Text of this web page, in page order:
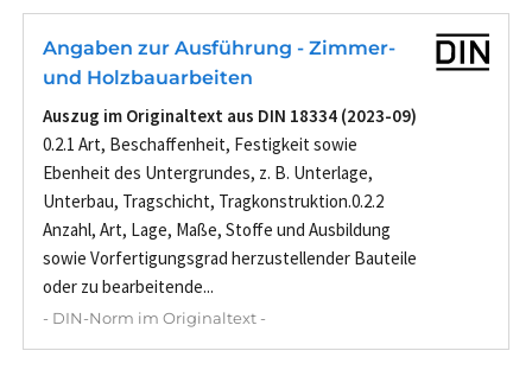
Angaben zur Ausführung - Zimmer-
und Holzbauarbeiten
Auszug im Originaltext aus DIN 18334 (2023-09)
0.2.1 Art, Beschaffenheit, Festigkeit sowie
Ebenheit des Untergrundes, z. B. Unterlage,
Unterbau, Tragschicht, Tragkonstruktion.0.2.2
Anzahl, Art, Lage, Maße, Stoffe und Ausbildung
sowie Vorfertigungsgrad herzustellender Bauteile
oder zu bearbeitende...
- DIN-Norm im Originaltext -